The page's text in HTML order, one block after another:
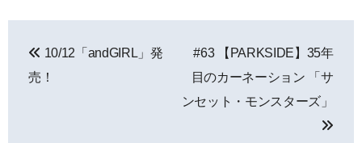
稿
10/12「andGIRL」発
売！
#63 【PARKSIDE】35年
目のカーネーション 「サ
ンセット・モンスターズ」